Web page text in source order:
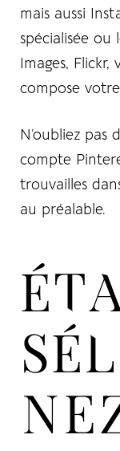
mais aussi
spécialisée ou
Images,
compose
N’oubliez
compte
trouvailles
au préalable.